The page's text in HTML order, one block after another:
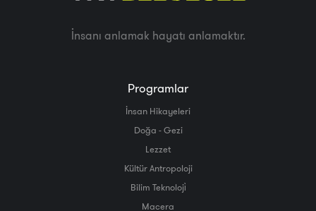
İnsanı anlamak hayatı anlamaktır.
Programlar
İnsan Hikayeleri
Doğa - Gezi
Lezzet
Kültür Antropoloji
Bilim Teknoloji̇
Macera